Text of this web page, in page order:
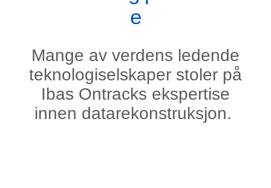
e
Mange av verdens ledende
teknologiselskaper stoler på
Ibas Ontracks ekspertise
innen datarekonstruksjon.